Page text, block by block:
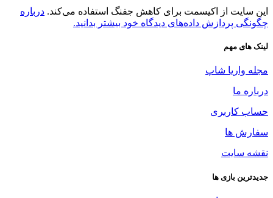
این سایت از اکیسمت برای کاهش جفنگ استفاده می‌کند. درباره
چگونگی پردازش داده‌های دیدگاه خود بیشتر بدانید.
لینک های مهم
مجله واریا شاپ
درباره ما
حساب کاربری
سفارش ها
نقشه سایت
جدیدترین بازی ها